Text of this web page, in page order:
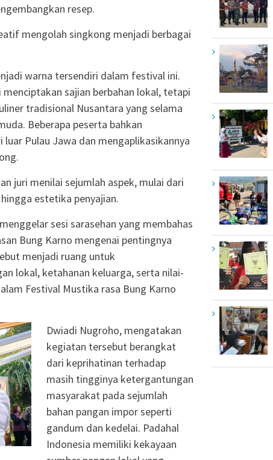
resep.
mengolah singkong menjadi berbagai
warna tersendiri dalam festival ini.
sajian berbahan lokal, tetapi
tradisional Nusantara yang selama
Beberapa peserta bahkan
Pulau Jawa dan mengaplikasikannya
juri menilai sejumlah aspek, mulai dari
estetika penyajian.
sesi sarasehan yang membahas
Bung Karno mengenai pentingnya
menjadi ruang untuk
lokal, ketahanan keluarga, serta nilai-
Festival Mustika rasa Bung Karno
Dwiadi Nugroho, mengatakan
kegiatan tersebut berangkat
dari keprihatinan terhadap
masih tingginya ketergantungan
masyarakat pada sejumlah
bahan pangan impor seperti
gandum dan kedelai. Padahal
Indonesia memiliki kekayaan